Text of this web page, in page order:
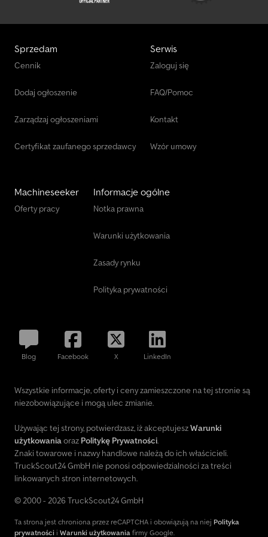
Sprzedam
Cennik
Dodaj ogłoszenie
Zarządzaj ogłoszeniami
Certyfikat zaufanego sprzedawcy
Serwis
Zaloguj się
FAQ/Pomoc
Kontakt
Wzór umowy
Machineseeker
Oferty pracy
Informacje ogólne
Notka prawna
Warunki użytkowania
Zasady rynku
Polityka prywatności
Blog Facebook X LinkedIn
Wszystkie informacje, oferty i ceny zamieszczone na tej stronie są
niezobowiązujące i mogą ulec zmianie.
Używając tej strony, potwierdzasz, iż akceptujeszWarunki
użytkowaniaoraz Politykę Prywatności.
Znaki towarowe i nazwy handlowe należą do ich właścicieli.
TruckScout24 GmbH nie ponosi odpowiedzialności za treści
linkowanych stron internetowych.
© 2000 - 2026 TruckScout24 GmbH
Ta strona jest chroniona przez reCAPTCHA i obowiązują na niej Polityka
prywatności i Warunki użytkowania firmy Google.